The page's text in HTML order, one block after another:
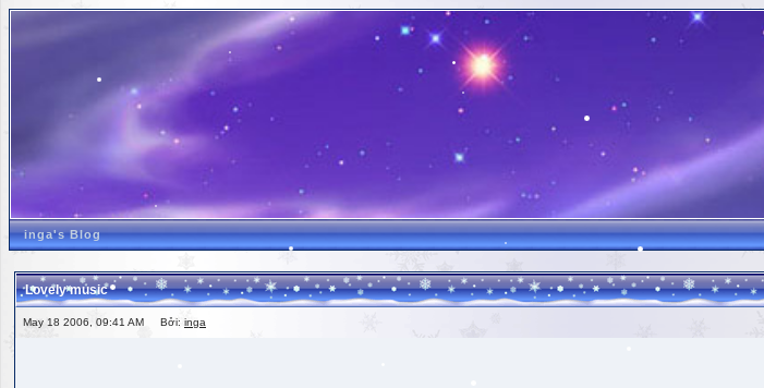
inga's Blog
Lovely music
May 18 2006, 09:41 AM Bởi: inga